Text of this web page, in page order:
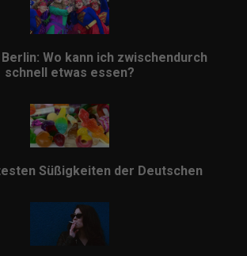
Wo kann ich zwischendurch
schnell etwas essen?
Süßigkeiten der Deutschen